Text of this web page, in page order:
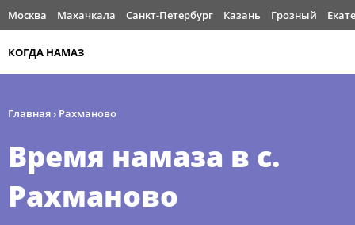
Москва Махачкала Санкт-Петербург Казань Грозный
КОГДА НАМАЗ
Главная› Рахманово
Время намаза в с.
Рахманово